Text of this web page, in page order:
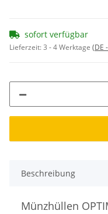
sofort verfügbar
Lieferzeit:3 - 4 Werktage (DE
Beschreibung
Münzhüllen